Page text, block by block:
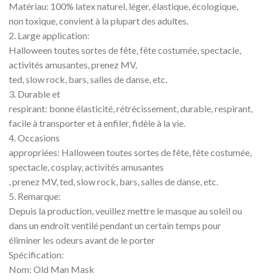
Matériau: 100% latex naturel, léger, élastique, écologique,
non toxique, convient à la plupart des adultes.
2. Large application:
Halloween toutes sortes de fête, fête costumée, spectacle,
activités amusantes, prenez MV,
ted, slow rock, bars, salles de danse, etc.
3. Durable et
respirant: bonne élasticité, rétrécissement, durable, respirant,
facile à transporter et à enfiler, fidèle à la vie.
4. Occasions
appropriées: Halloween toutes sortes de fête, fête costumée,
spectacle, cosplay, activités amusantes
, prenez MV, ted, slow rock, bars, salles de danse, etc.
5. Remarque:
Depuis la production, veuillez mettre le masque au soleil ou
dans un endroit ventilé pendant un certain temps pour
éliminer les odeurs avant de le porter
Spécification:
Nom: Old Man Mask